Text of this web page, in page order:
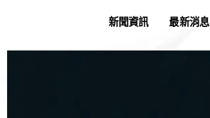
新聞資訊 最新消息